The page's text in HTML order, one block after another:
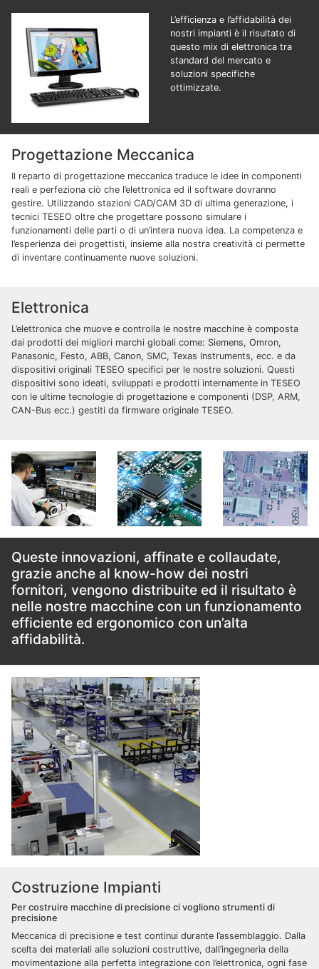
L’efficienza e l’affidabilità dei
nostri impianti è il risultato di
questo mix di elettronica tra
standard del mercato e
soluzioni specifiche
ottimizzate.
Progettazione Meccanica
Il reparto di progettazione meccanica traduce le idee in componenti
reali e perfeziona ciò che l’elettronica ed il software dovranno
gestire. Utilizzando stazioni CAD/CAM 3D di ultima generazione, i
tecnici TESEO oltre che progettare possono simulare i
funzionamenti delle parti o di un’intera nuova idea. La competenza e
l’esperienza dei progettisti, insieme alla nostra creatività ci permette
di inventare continuamente nuove soluzioni.
Elettronica
L’elettronica che muove e controlla le nostre macchine è composta
dai prodotti dei migliori marchi globali come: Siemens, Omron,
Panasonic, Festo, ABB, Canon, SMC, Texas Instruments, ecc. e da
dispositivi originali TESEO specifici per le nostre soluzioni. Questi
dispositivi sono ideati, sviluppati e prodotti internamente in TESEO
con le ultime tecnologie di progettazione e componenti (DSP, ARM,
CAN-Bus ecc.) gestiti da firmware originale TESEO.
Queste innovazioni, affinate e collaudate,
grazie anche al know-how dei nostri
fornitori, vengono distribuite ed il risultato è
nelle nostre macchine con un funzionamento
efficiente ed ergonomico con un’alta
affidabilità.
Costruzione Impianti
Per costruire macchine di precisione ci vogliono strumenti di
precisione
Meccanica di precisione e test continui durante l’assemblaggio. Dalla
scelta dei materiali alle soluzioni costruttive, dall’ingegneria della
movimentazione alla perfetta integrazione con l’elettronica, ogni fase